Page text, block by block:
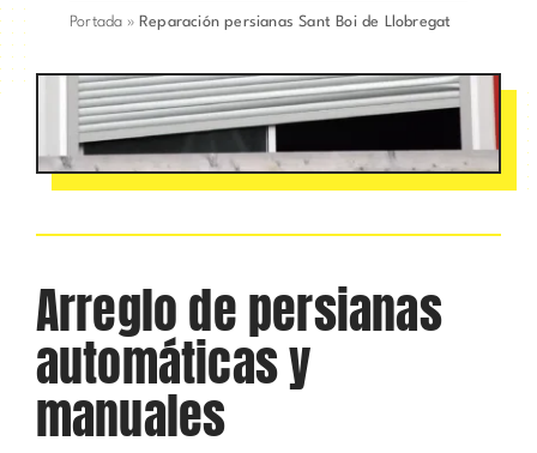
CONSEJOS
Contacto rápido
Portada » Reparación persianas Sant Boi de Llobregat
Arreglo de persianas
automáticas y
manuales